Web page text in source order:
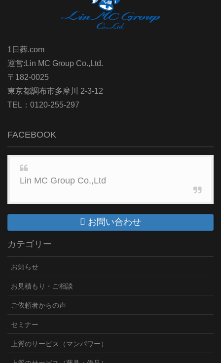
1日葬.com
運営:Lin MC Group Co.,Ltd.
〒182-0025
東京都調布市多摩川 2-3-12
TEL：0120-255-297
FACEBOOK
Lin MC Group Co.,Ltd
お問い合わせ
カテゴリー
お知らせ
お見積もり・ご相談
ご依頼者からの声
セミナー
上質のサービス（マンパワー）